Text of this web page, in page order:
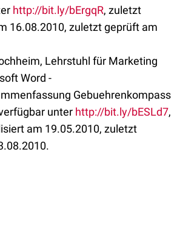
http://bit.ly/bErgqR, zuletzt
16.08.2010, zuletzt geprüft am
Lehrstuhl für Marketing
Word -
Gebuehrenkompass
unter http://bit.ly/bESLd7,
am 19.05.2010, zuletzt